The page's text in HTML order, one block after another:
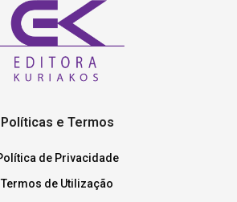
Políticas e Termos
de Privacidade
Termos de Utilização